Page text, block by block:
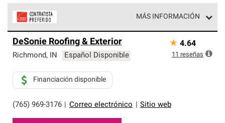
MÁS INFORMACIÓN
parte de una red exclusiva de profesionales de techos
que cumplen con altos estándares y requisitos estrictos
DeSonie Roofing & Exterior
Richmond, IN Español Disponible
(765) 969-3176 Correo electrónico Sitio web
Financiación disponible
★ 4.64
11 reseñas